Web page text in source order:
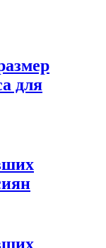
для